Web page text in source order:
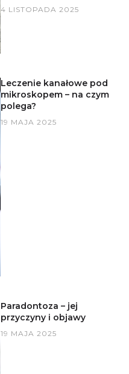
4 LISTOPADA 2025
Leczenie kanałowe pod
mikroskopem – na czym
polega?
19 MAJA 2025
Paradontoza – jej
przyczyny i objawy
19 MAJA 2025